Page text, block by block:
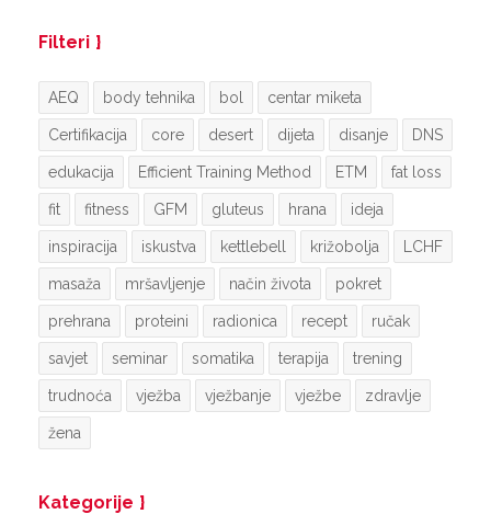
Filteri
AEQ body tehnika bol centar miketa
Certifikacija core desert dijeta disanje DNS
edukacija Efficient Training Method ETM fat loss
fit fitness GFM gluteus hrana ideja
inspiracija iskustva kettlebell križobolja LCHF
masaža mršavljenje način života pokret
prehrana proteini radionica recept ručak
savjet seminar somatika terapija trening
trudnoća vježba vježbanje vježbe zdravlje
žena
Kategorije